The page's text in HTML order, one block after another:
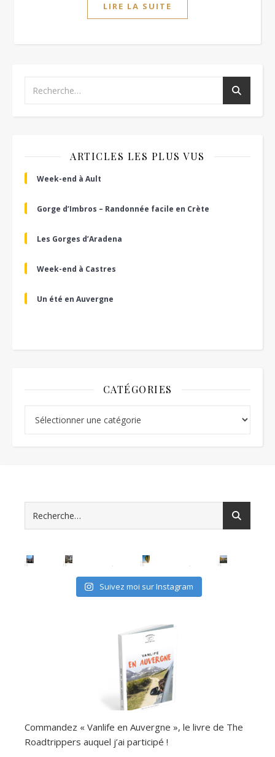
LIRE LA SUITE
ARTICLES LES PLUS VUS
Week-end à Ault
Gorge d’Imbros – Randonnée facile en Crète
Les Gorges d’Aradena
Week-end à Castres
Un été en Auvergne
CATÉGORIES
Suivez moi sur Instagram
Commandez « Vanlife en Auvergne », le livre de The
Roadtrippers auquel j’ai participé !